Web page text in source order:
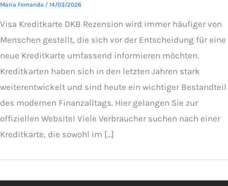
Maria Fernanda / 14/03/2026
Visa Kreditkarte DKB Rezension wird immer häufiger von
Menschen gestellt, die sich vor der Entscheidung für eine
neue Kreditkarte umfassend informieren möchten.
Kreditkarten haben sich in den letzten Jahren stark
weiterentwickelt und sind heute ein wichtiger Bestandteil
des modernen Finanzalltags. Hier gelangen Sie zur
offiziellen Website! Viele Verbraucher suchen nach einer
Kreditkarte, die sowohl im […]